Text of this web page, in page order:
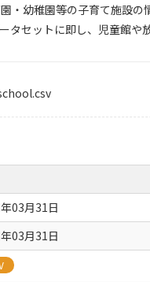
・幼稚園等の子育て施設の
セットに即し、児童館や
03月31日
03月31日